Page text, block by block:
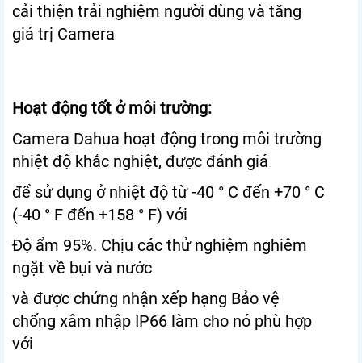
cải thiện trải nghiệm người dùng và tăng
giá trị Camera
Hoạt động tốt ở môi trường:
Camera Dahua hoạt động trong môi trường
nhiệt độ khắc nghiệt, được đánh giá
để sử dụng ở nhiệt độ từ -40 ° C đến +70 ° C
(-40 ° F đến +158 ° F) với
Độ ẩm 95%. Chịu các thử nghiệm nghiêm
ngặt về bụi và nước
và được chứng nhận xếp hạng Bảo vệ
chống xâm nhập IP66 làm cho nó phù hợp
với